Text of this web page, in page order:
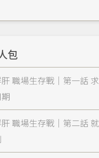
包
職場生存戰｜第一話
職場生存戰｜第二話